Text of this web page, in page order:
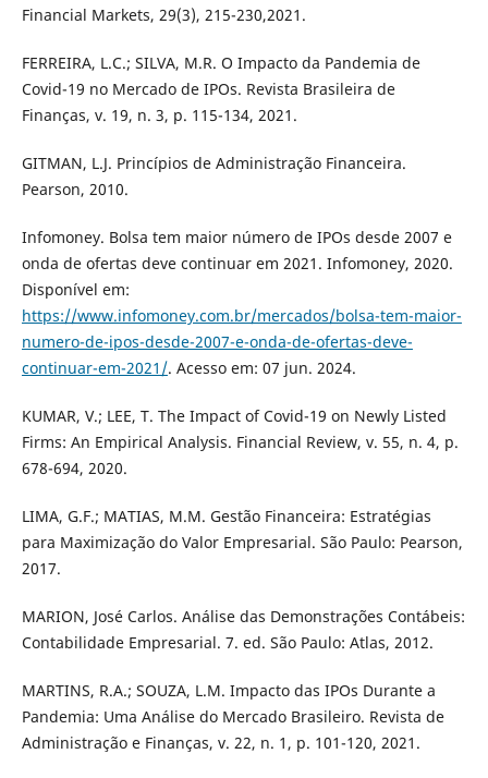
Financial Markets, 29(3), 215-230,2021.
FERREIRA, L.C.; SILVA, M.R. O Impacto da Pandemia de
Covid-19 no Mercado de IPOs. Revista Brasileira de
Finanças, v. 19, n. 3, p. 115-134, 2021.
GITMAN, L.J. Princípios de Administração Financeira.
Pearson, 2010.
Infomoney. Bolsa tem maior número de IPOs desde 2007 e
onda de ofertas deve continuar em 2021. Infomoney, 2020.
Disponível em:
https://www.infomoney.com.br/mercados/bolsa-tem-maior-
numero-de-ipos-desde-2007-e-onda-de-ofertas-deve-
continuar-em-2021/. Acesso em: 07 jun. 2024.
KUMAR, V.; LEE, T. The Impact of Covid-19 on Newly Listed
Firms: An Empirical Analysis. Financial Review, v. 55, n. 4, p.
678-694, 2020.
LIMA, G.F.; MATIAS, M.M. Gestão Financeira: Estratégias
para Maximização do Valor Empresarial. São Paulo: Pearson,
2017.
MARION, José Carlos. Análise das Demonstrações Contábeis:
Contabilidade Empresarial. 7. ed. São Paulo: Atlas, 2012.
MARTINS, R.A.; SOUZA, L.M. Impacto das IPOs Durante a
Pandemia: Uma Análise do Mercado Brasileiro. Revista de
Administração e Finanças, v. 22, n. 1, p. 101-120, 2021.